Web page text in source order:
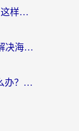
优酷境外地域限制？海外党亲测：这样看国内剧再也不卡（附3个实用场景解决）
香港西瓜视频看不了怎么办？3步解决海外追剧难题，附靠谱加速器推荐
喜马拉雅FM在马来西亚用不了怎么办？海外华人亲测有效的回国加速指南